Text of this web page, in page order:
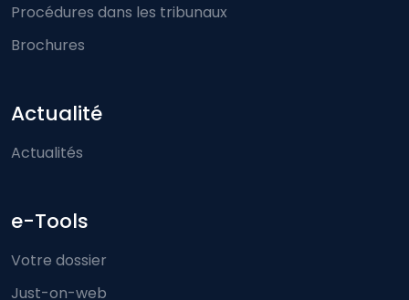
Procédures dans les tribunaux
Brochures
Actualité
Actualités
e-Tools
Votre dossier
Just-on-web